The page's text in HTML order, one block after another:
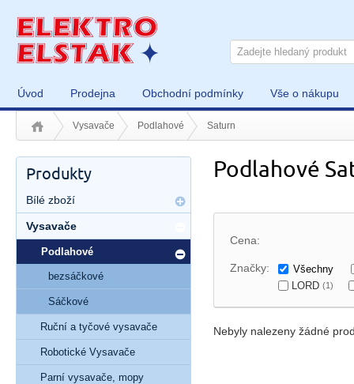
Úvod Prodejna Obchodní podmínky Vše o nákupu
Vysavače Podlahové Saturn
Podlahové
Cena:
Značky:
Všechny
LORD (1)
Nebyly nalezeny žádné
Produkty
Bílé zboží
Vysavače
Podlahové
bezsáčkové
Sáčkové
Ruční a tyčové vysavače
Robotické Vysavače
Parní vysavače, mopy